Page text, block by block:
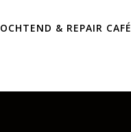
& REPAIR CAFÉ